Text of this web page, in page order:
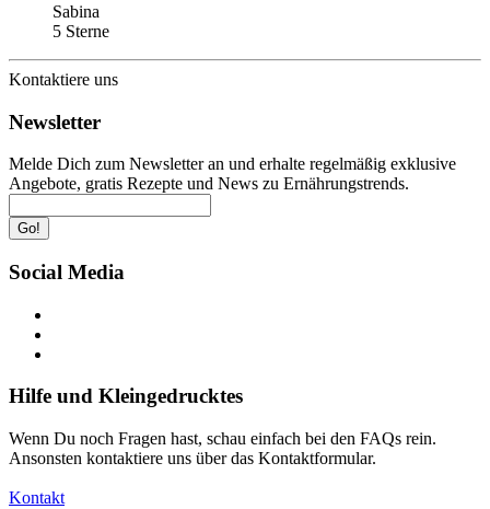
Sabina
5 Sterne
Kontaktiere uns
Newsletter
Melde Dich zum Newsletter an und erhalte regelmäßig exklusive
Angebote, gratis Rezepte und News zu Ernährungstrends.
Go!
Social Media
Hilfe und Kleingedrucktes
Wenn Du noch Fragen hast, schau einfach bei den FAQs rein.
Ansonsten kontaktiere uns über das Kontaktformular.
Kontakt